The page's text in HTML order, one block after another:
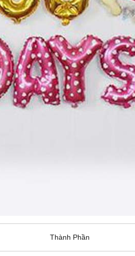
Thành Phần